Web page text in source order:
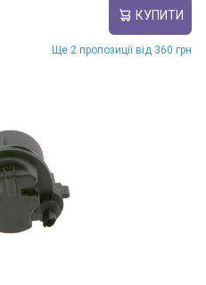
КУПИТИ
Ще 2 пропозиції від 360 грн